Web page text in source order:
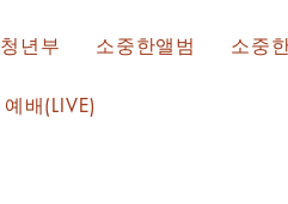
청년부 소중한앨범 소중
예배(LIVE)